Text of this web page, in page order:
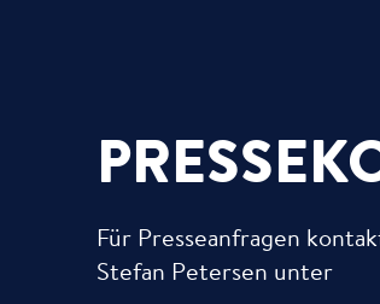
Für Presseanfragen
Stefan Petersen unter